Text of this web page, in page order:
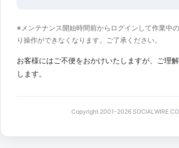
※メンテナンス開始時間前からログインして作業中
り操作ができなくなります。ご了承ください。
お客様にはご不便をおかけいたしますが、ご理
します。
Copyright 2001-2026 SOCIALWIRE